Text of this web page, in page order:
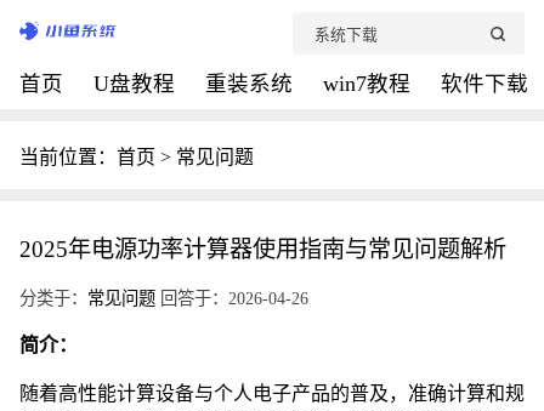
首页 U盘教程 重装系统 win7教程 软件下载
当前位置： 首页 > 常见问题
2025年电源功率计算器使用指南与常见问题解析
分类于： 常见问题 回答于：2026-04-26
简介：
随着高性能计算设备与个人电子产品的普及，准确计算和规